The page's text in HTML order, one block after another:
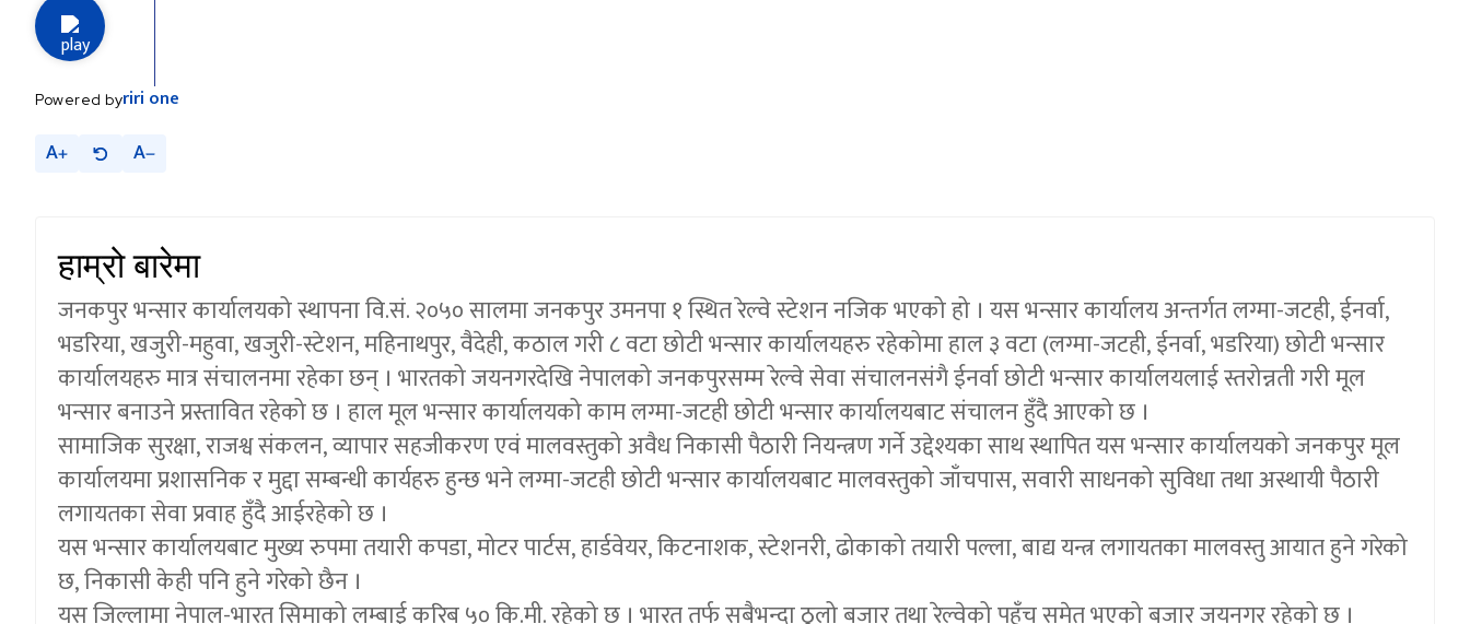
Powered byriri one
A A
हाम्रो बारेमा
जनकपुर भन्सार कार्यालयको स्थापना वि.सं. २०५० सालमा जनकपुर उमनपा १ स्थित रेल्वे स्टेशन नजिक भएको हो । यस भन्सार कार्यालय अन्तर्गत लग्मा-जटही, ईनर्वा,
भडरिया, खजुरी-महुवा, खजुरी-स्टेशन, महिनाथपुर, वैदेही, कठाल गरी ८ वटा छोटी भन्सार कार्यालयहरु रहेकोमा हाल ३ वटा (लग्मा-जटही, ईनर्वा, भडरिया) छोटी भन्सार
कार्यालयहरु मात्र संचालनमा रहेका छन् । भारतको जयनगरदेखि नेपालको जनकपुरसम्म रेल्वे सेवा संचालनसंगै ईनर्वा छोटी भन्सार कार्यालयलाई स्तरोन्नती गरी मूल
भन्सार बनाउने प्रस्तावित रहेको छ । हाल मूल भन्सार कार्यालयको काम लग्मा-जटही छोटी भन्सार कार्यालयबाट संचालन हुँदै आएको छ ।
सामाजिक सुरक्षा, राजश्व संकलन, व्यापार सहजीकरण एवं मालवस्तुको अवैध निकासी पैठारी नियन्त्रण गर्ने उद्देश्यका साथ स्थापित यस भन्सार कार्यालयको जनकपुर मूल
कार्यालयमा प्रशासनिक र मुद्दा सम्बन्धी कार्यहरु हुन्छ भने लग्मा-जटही छोटी भन्सार कार्यालयबाट मालवस्तुको जाँचपास, सवारी साधनको सुविधा तथा अस्थायी पैठारी
लगायतका सेवा प्रवाह हुँदै आईरहेको छ ।
यस भन्सार कार्यालयबाट मुख्य रुपमा तयारी कपडा, मोटर पार्टस, हार्डवेयर, किटनाशक, स्टेशनरी, ढोकाको तयारी पल्ला, बाद्य यन्त्र लगायतका मालवस्तु आयात हुने गरेको
छ, निकासी केही पनि हुने गरेको छैन ।
यस जिल्लामा नेपाल-भारत सिमाको लम्बाई करिब ५० कि.मी. रहेको छ । भारत तर्फ सबैभन्दा ठुलो बजार तथा रेल्वेको पहुँच समेत भएको बजार जयनगर रहेको छ ।